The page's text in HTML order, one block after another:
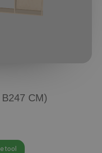
CM)
tool